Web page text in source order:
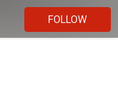
FOLLOW